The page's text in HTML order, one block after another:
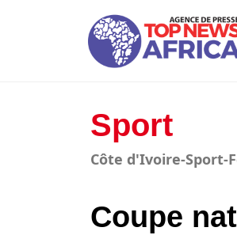
Sport
Côte d'Ivoire-Sport-
Coupe